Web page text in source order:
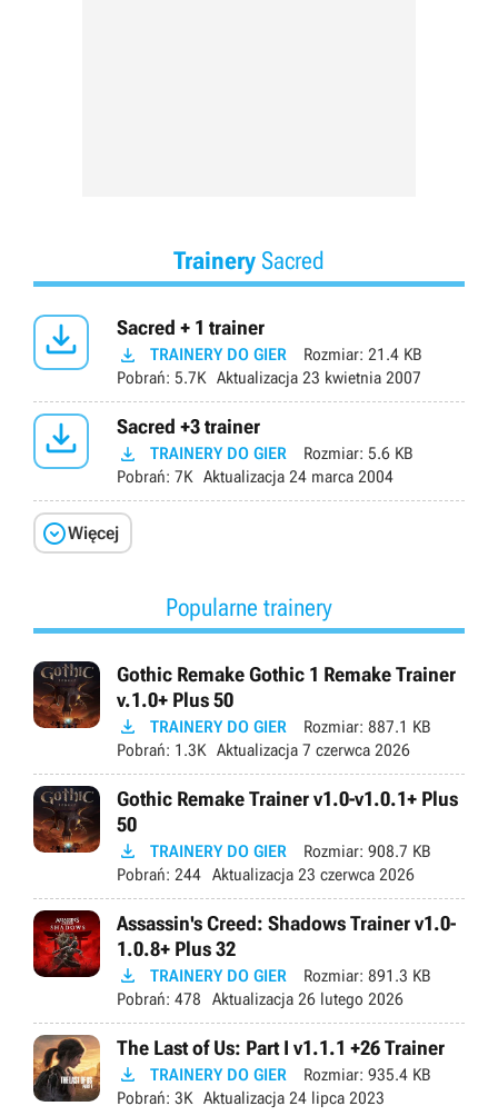
Trainery Sacred
 Sacred + 1 trainer
 TRAINERY DO GIER Rozmiar: 21.4 KB
Pobrań: 5.7K Aktualizacja 23 kwietnia 2007
 Sacred +3 trainer
 TRAINERY DO GIER Rozmiar: 5.6 KB
Pobrań: 7K Aktualizacja 24 marca 2004
Więcej
Popularne trainery
Gothic Remake Gothic 1 Remake Trainer
v.1.0+ Plus 50
 TRAINERY DO GIER Rozmiar: 887.1 KB
Pobrań: 1.3K Aktualizacja 7 czerwca 2026
Gothic Remake Trainer v1.0-v1.0.1+ Plus
50
 TRAINERY DO GIER Rozmiar: 908.7 KB
Pobrań: 244 Aktualizacja 23 czerwca 2026
Assassin's Creed: Shadows Trainer v1.0-
1.0.8+ Plus 32
 TRAINERY DO GIER Rozmiar: 891.3 KB
Pobrań: 478 Aktualizacja 26 lutego 2026
The Last of Us: Part I v1.1.1 +26 Trainer
 TRAINERY DO GIER Rozmiar: 935.4 KB
Pobrań: 3K Aktualizacja 24 lipca 2023